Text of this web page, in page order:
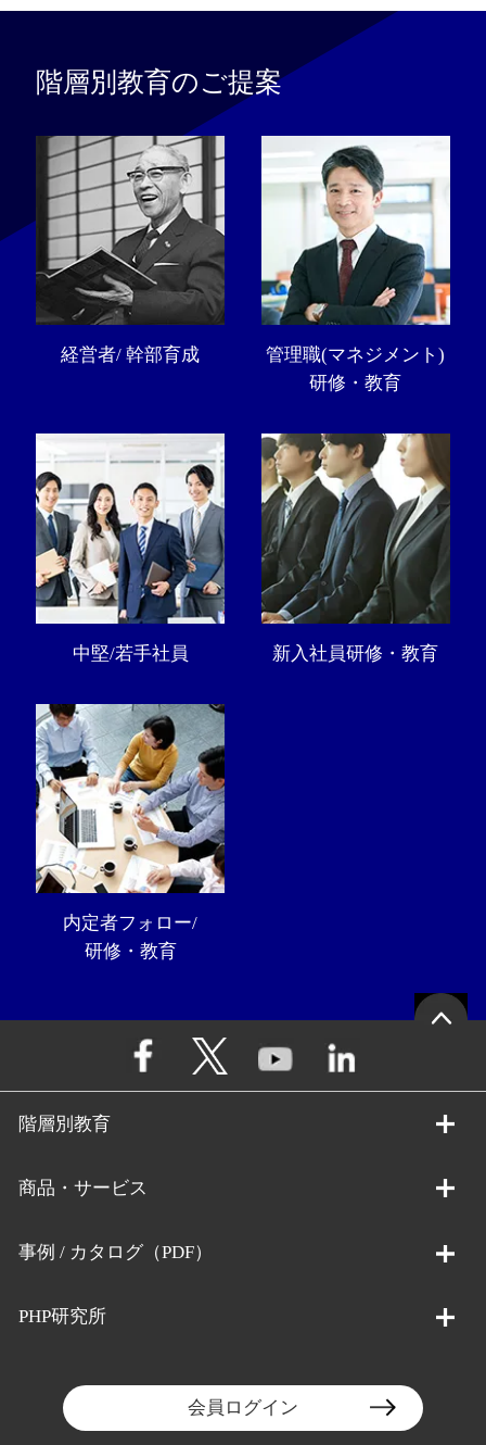
階層別教育のご提案
経営者/ 幹部育成
管理職(マネジメント)
研修・教育
中堅/若手社員 新入社員研修・教育
内定者フォロー/
研修・教育
階層別教育
商品・サービス
事例 / カタログ（PDF）
PHP研究所
会員ログイン